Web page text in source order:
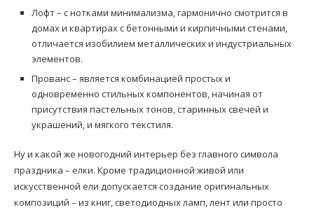
Лофт – с нотками минимализма, гармонично смотрится в
домах и квартирах с бетонными и кирпичными стенами,
отличается изобилием металлических и индустриальных
элементов.
Прованс – является комбинацией простых и
одновременно стильных компонентов, начиная от
присутствия пастельных тонов, старинных свечей и
украшений, и мягкого текстиля.
Ну и какой же новогодний интерьер без главного символа
праздника – елки. Кроме традиционной живой или
искусственной ели допускается создание оригинальных
композиций – из книг, светодиодных ламп, лент или просто